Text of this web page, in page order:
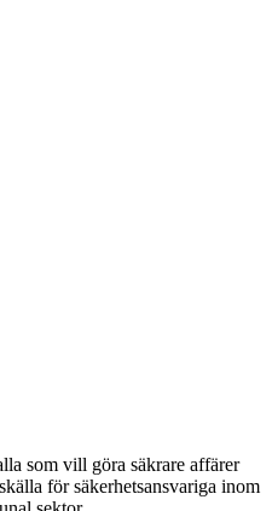
som vill göra säkrare affärer
för säkerhets­ansvariga inom